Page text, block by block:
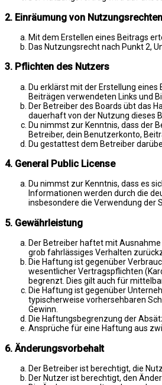
2. Einräumung von Nutzungsrechten
Mit dem Erstellen eines Beitrags
Das Nutzungsrecht nach Punkt 2,
3. Pflichten des Nutzers
Du erklärst mit der Erstellung
Beiträgen verwendeten Links und
Der Betreiber des Boards übt das
dauerhaft von der Nutzung dieses
Du nimmst zur Kenntnis, dass der
Betreiber, dein Benutzerkonto,
Du gestattest dem Betreiber
4. General Public License
Du nimmst zur Kenntnis, dass es
Informationen werden durch die
insbesondere die Verwendung der
5. Gewährleistung
Der Betreiber haftet mit
grob fahrlässiges Verhalten
Die Haftung ist gegenüber
wesentlicher Vertragspflichten
begrenzt. Dies gilt auch für
Die Haftung ist gegenüber
typischerweise vorhersehbaren
Gewinn.
Die Haftungsbegrenzung der
Ansprüche für eine Haftung aus
6. Änderungsvorbehalt
Der Betreiber ist berechtigt, die
Der Nutzer ist berechtigt, den